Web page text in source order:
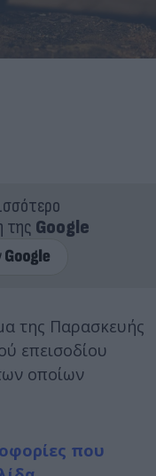
της Google
της Παρασκευής
επεισοδίου
οποίων
που